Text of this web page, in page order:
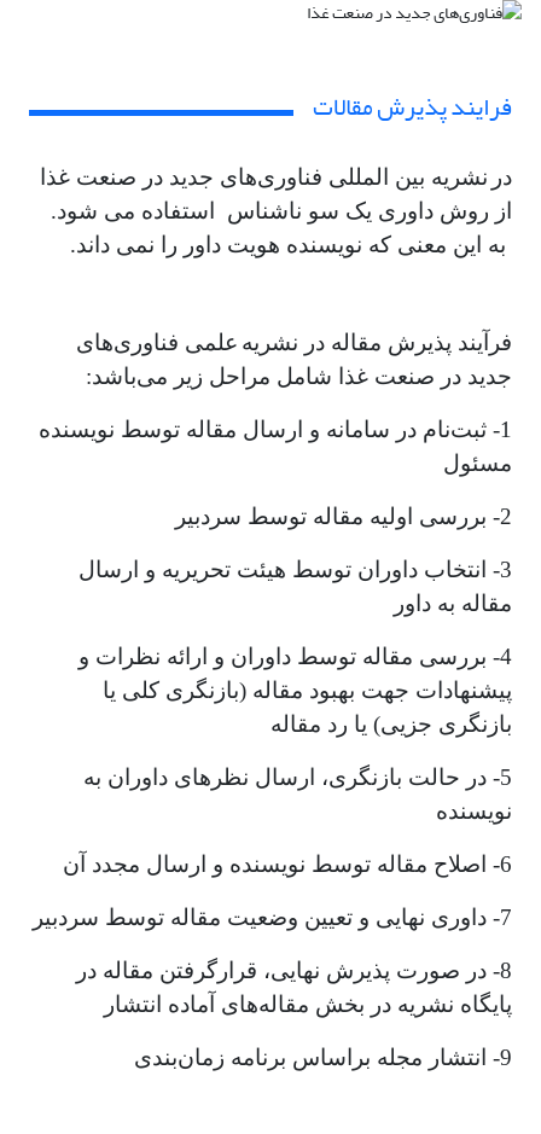
فرایند پذیرش مقالات
در نشریه بین المللی فناوری‌های جدید در صنعت غذا
از روش داوری یک سو ناشناس استفاده می­ شود.
به این معنی که نویسنده هویت داور را نمی­ داند.
فرآیند پذیرش مقاله در نشریه علمی فناوری‌های
جدید در صنعت غذا شامل مراحل زیر می‌باشد:
1- ثبت‌نام در سامانه و ارسال مقاله توسط نویسنده
مسئول
2- بررسی اولیه مقاله توسط سردبیر
3- انتخاب داوران توسط هیئت تحریریه و ارسال
مقاله به داور
4- بررسی مقاله توسط داوران و ارائه نظرات و
پیشنهادات جهت بهبود مقاله (بازنگری کلی یا
بازنگری جزیی) یا رد مقاله
5- در حالت بازنگری، ارسال نظرهای داوران به
نویسنده
6- اصلاح مقاله توسط نویسنده و ارسال مجدد آن
7- داوری نهایی و تعیین وضعیت مقاله توسط سردبیر
8- در صورت پذیرش نهایی، قرارگرفتن مقاله در
پایگاه نشریه در بخش مقاله‌های آماده انتشار
9- انتشار مجله براساس برنامه زمان‌بندی